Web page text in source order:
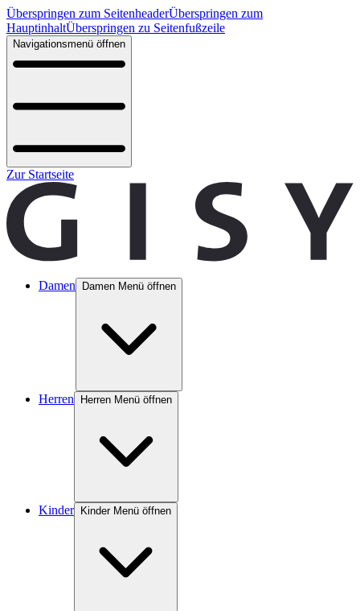
Überspringen zum SeitenheaderÜberspringen zum
HauptinhaltÜberspringen zu Seitenfußzeile
Navigationsmenü öffnen
Zur Startseite
Damen Damen Menü öffnen
Herren Herren Menü öffnen
Kinder Kinder Menü öffnen